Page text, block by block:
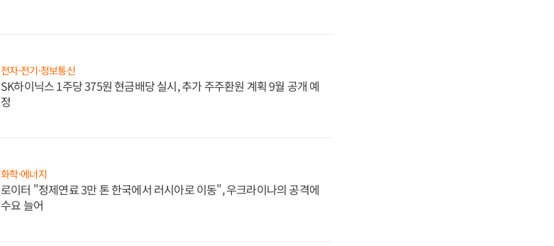
전자·전기·정보통신
SK하이닉스 1주당 375원 현금배당 실시, 추가 주주환원 계획 9월 공개 예
정
화학·에너지
로이터 "정제연료 3만 톤 한국에서 러시아로 이동", 우크라이나의 공격에
수요 늘어